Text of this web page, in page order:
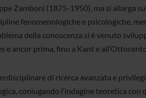
Zamboni (1875-1950), ma si allarga
fenomenologiche e psicologiche,
della conoscenza si è venuto
e ancor prima, fino a Kant e
di ricerca avanzata e
coniugando l’indagine teoretica con